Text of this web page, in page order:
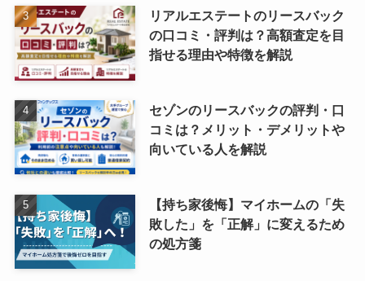
リアルエステートのリースバック
の口コミ・評判は？高額査定を目
指せる理由や特徴を解説
セゾンのリースバックの評判・口
コミは？メリット・デメリットや
向いている人を解説
【持ち家後悔】マイホームの「失
敗した」を「正解」に変えるため
の処方箋